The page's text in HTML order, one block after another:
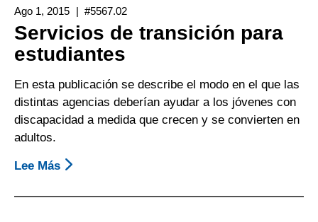
Elegibilidad
Y
El
Alcance
De
Los
Servicios
Hoja
Informativa
Sobre
Extendidos
Y
Cierre
Casos
Ago 1, 2015 #5567.02
Servicios de transición para
estudiantes
En esta publicación se describe el modo en el que las
distintas agencias deberían ayudar a los jóvenes con
discapacidad a medida que crecen y se convierten en
adultos.
Lee Más Sobre
De